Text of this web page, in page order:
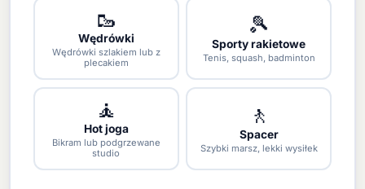
🥾
Wędrówki
Wędrówki szlakiem lub z
plecakiem
🎾
Sporty rakietowe
Tenis, squash, badminton
🧘
Hot joga
Bikram lub podgrzewane
studio
🚶
Spacer
Szybki marsz, lekki wysiłek